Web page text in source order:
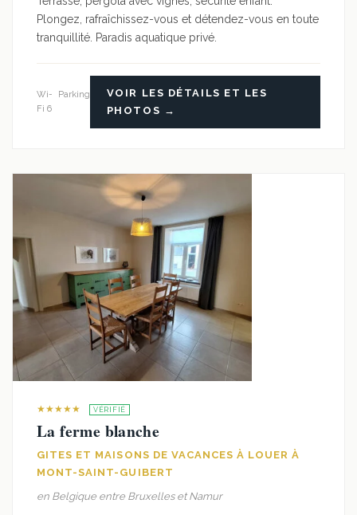
Plongez, rafraîchissez-vous et détendez-vous en toute
tranquillité. Paradis aquatique privé.
Wi-
Fi 6
Parking
VOIR LES DÉTAILS ET LES
PHOTOS →
★★★★★ VÉRIFIÉ
La ferme blanche
GITES ET MAISONS DE VACANCES À LOUER À
MONT-SAINT-GUIBERT
en Belgique entre Bruxelles et Namur